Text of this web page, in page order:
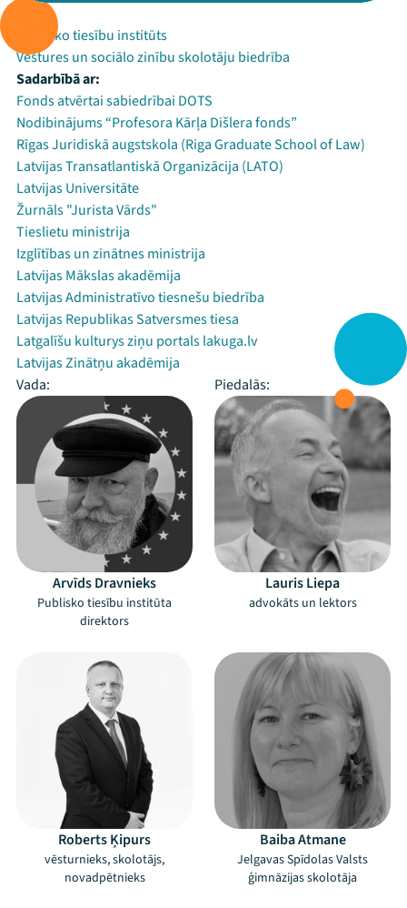
Publisko tiesību institūts
Vēstures un sociālo zinību skolotāju biedrība
Sadarbībā ar:
Fonds atvērtai sabiedrībai DOTS
Nodibinājums “Profesora Kārļa Dišlera fonds”
Rīgas Juridiskā augstskola (Riga Graduate School of Law)
Latvijas Transatlantiskā Organizācija (LATO)
Latvijas Universitāte
Žurnāls "Jurista Vārds"
Tieslietu ministrija
Izglītības un zinātnes ministrija
Latvijas Mākslas akadēmija
Latvijas Administratīvo tiesnešu biedrība
Latvijas Republikas Satversmes tiesa
Latgalīšu kulturys ziņu portals lakuga.lv
Latvijas Zinātņu akadēmija
Vada:
Piedalās:
Arvīds Dravnieks
Publisko tiesību institūta
direktors
Lauris Liepa
advokāts un lektors
Roberts Ķipurs
vēsturnieks, skolotājs,
novadpētnieks
Baiba Atmane
Jelgavas Spīdolas Valsts
ģimnāzijas skolotāja